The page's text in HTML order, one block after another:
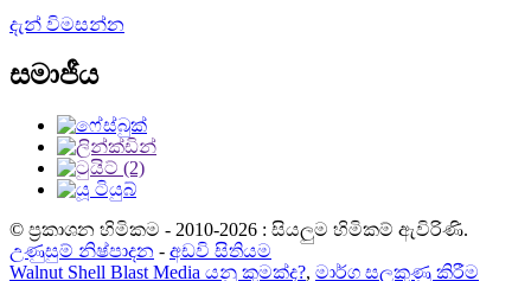
දැන් විමසන්න
සමාජීය
© ප්‍රකාශන හිමිකම - 2010-2026 : සියලුම හිමිකම් ඇවිරිණි.
උණුසුම් නිෂ්පාදන - අඩවි සිතියම
Walnut Shell Blast Media යනු කුමක්ද?, මාර්ග සලකුණු කිරීම